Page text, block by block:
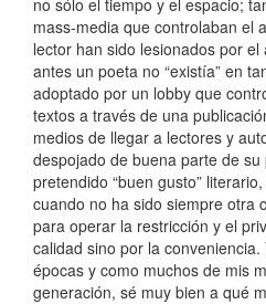
mass-media que controlaban el
lector han sido lesionados por
antes un poeta no “existía” en
adoptado por un lobby que
textos a través de una
medios de llegar a lectores y
despojado de buena parte de
pretendido “buen gusto”
cuando no ha sido siempre otra
para operar la restricción y el
calidad sino por la
épocas y como muchos de mis
generación, sé muy bien a qué